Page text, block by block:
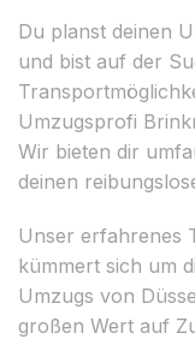
Du planst deinen
und bist auf der
Umzugsprofi
Wir bieten dir
deinen
Unser erfahrenes
kümmert sich um
Umzugs von
großen Wert auf